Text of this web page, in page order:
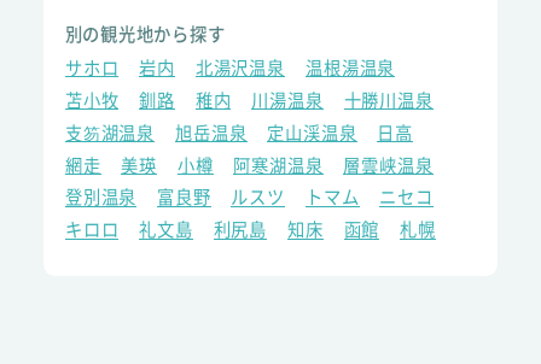
別の観光地から探す
サホロ
岩内 北湯沢温泉
温根湯温泉
苫小牧
釧路 稚内 川湯温泉
十勝川温泉
支笏湖温泉
旭岳温泉 定山渓温泉
日高
網走
美瑛 小樽 阿寒湖温泉
層雲峡温泉
登別温泉
富良野 ルスツ トマム
ニセコ
キロロ
礼文島 利尻島 知床 函館 札幌